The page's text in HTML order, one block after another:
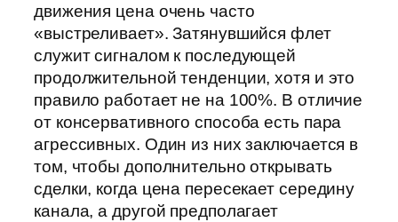
движения цена очень часто
«выстреливает». Затянувшийся флет
служит сигналом к последующей
продолжительной тенденции, хотя и это
правило работает не на 100%. В отличие
от консервативного способа есть пара
агрессивных. Один из них заключается в
том, чтобы дополнительно открывать
сделки, когда цена пересекает середину
канала, а другой предполагает